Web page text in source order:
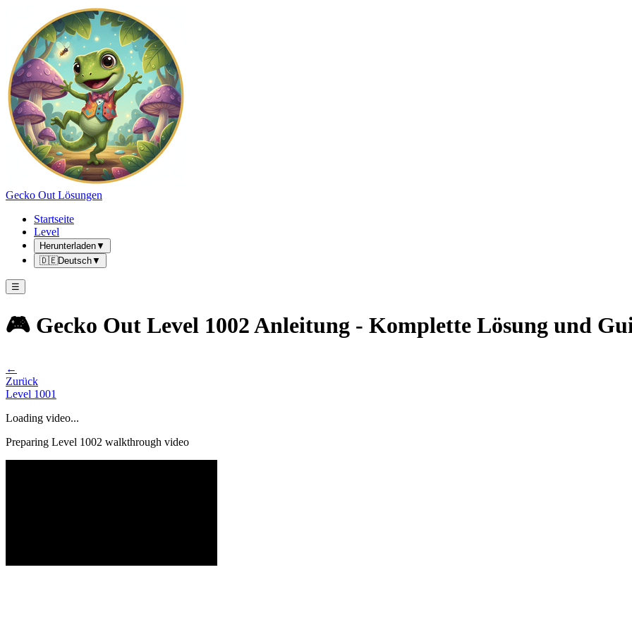
Gecko Out Lösungen
Startseite
Level
Herunterladen▼
🇩🇪Deutsch▼
☰
🎮 Gecko Out Level 1002 Anleitung - Komplette Lösung und
←
Zurück
Level 1001
Loading video...
Preparing Level 1002 walkthrough video